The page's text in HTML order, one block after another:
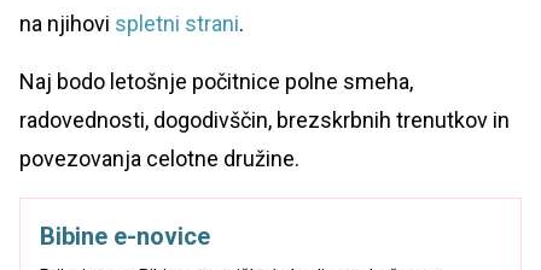
na njihovi spletni strani.
Naj bodo letošnje počitnice polne smeha,
radovednosti, dogodivščin, brezskrbnih trenutkov in
povezovanja celotne družine.
Bibine e-novice